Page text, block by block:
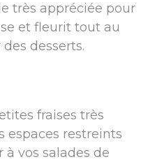
très appréciée pour
et fleurit tout au
desserts.
fraises très
espaces restreints
vos salades de